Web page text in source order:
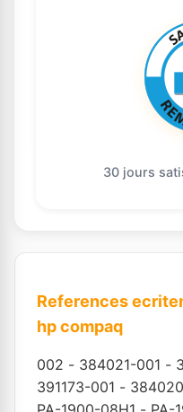
30 jours
References
hp compaq
002 - 384021-001 -
391173-001 -